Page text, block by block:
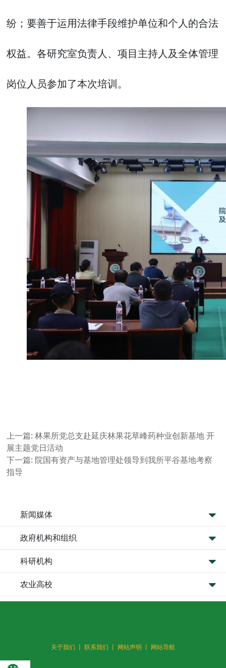
纷；要善于运用法律手段维护单位和个人的合法
权益。各研究室负责人、项目主持人及全体管理
岗位人员参加了本次培训。
上一篇:林果所党总支赴延庆林果花草峰药种业创新基地 开
展主题党日活动
下一篇: 院国有资产与基地管理处领导到我所平谷基地考察
指导
新闻媒体
政府机构和组织
科研机构
农业高校
关于我们 丨 联系我们 丨 网站声明 丨 网站导航